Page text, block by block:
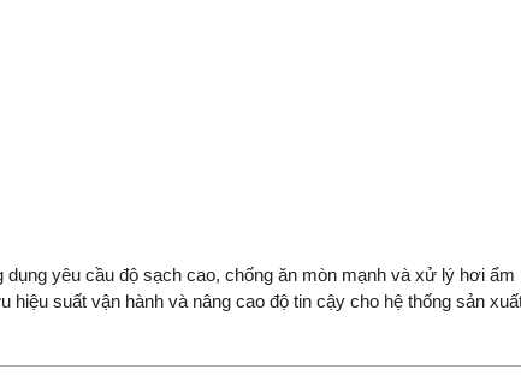
yêu cầu độ sạch cao, chống ăn mòn mạnh và xử lý hơi ẩm
suất vận hành và nâng cao độ tin cậy cho hệ thống sản